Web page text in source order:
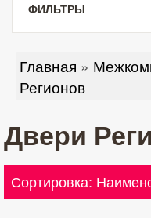
Главная »
Регионов
Двери
Сортировка:
ФИЛЬТРЫ